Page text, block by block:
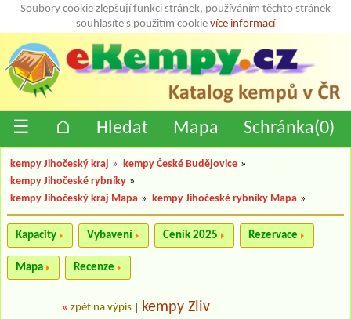
Soubory cookie zlepšují funkci stránek, používáním těchto stránek
souhlasíte s použitím cookie více informací
☰ ⌂ Hledat Mapa Schránka(0)
kempy Jihočeský kraj » kempy České Budějovice »
kempy Jihočeské rybníky »
kempy Jihočeský kraj Mapa » kempy Jihočeské rybníky Mapa »
Kapacity Vybavení Ceník 2025 Rezervace
Mapa Recenze
« zpět na výpis kempy Zliv